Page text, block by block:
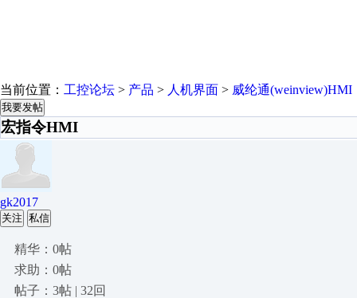
当前位置： 工控论坛 > 产品 > 人机界面 > 威纶通(weinview)HMI
我要发帖
宏指令HMI
gk2017
关注 私信
精华：0帖
求助：0帖
帖子：3帖 | 32回